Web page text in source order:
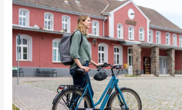
Bahnhöfe
der
Zukunft